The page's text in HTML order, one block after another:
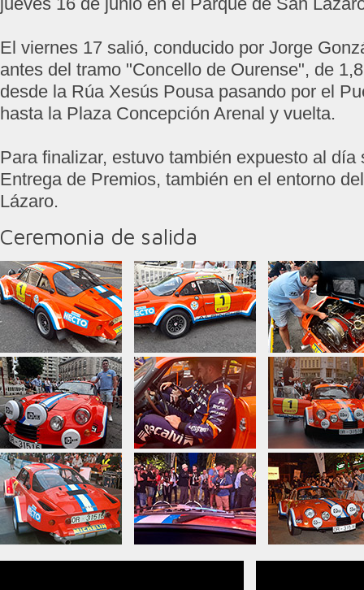
El viernes 17 salió, conducido por Jorge
antes del tramo "Concello de Ourense", de
desde la Rúa Xesús Pousa pasando por el
hasta la Plaza Concepción Arenal y vuelta.
Para finalizar, estuvo también expuesto al día
Entrega de Premios, también en el entorno
Lázaro.
Ceremonia de salida